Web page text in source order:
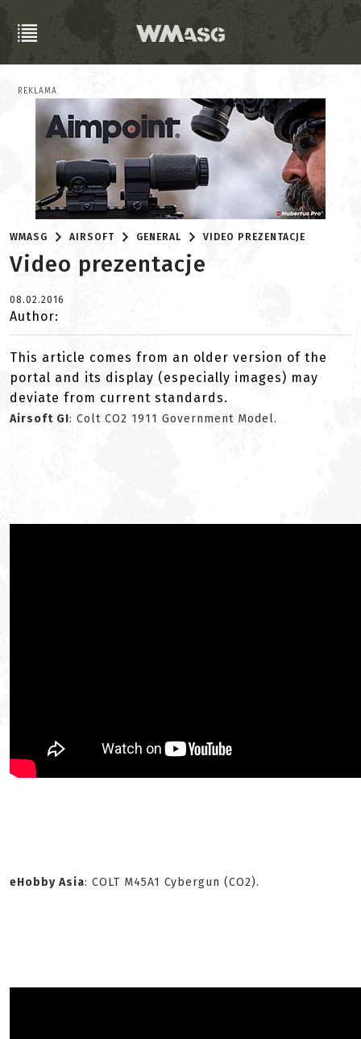
REKLAMA
WMASG AIRSOFT GENERAL VIDEO PREZENTACJE
Video prezentacje
08.02.2016
Author:
This article comes from an older version of the
portal and its display (especially images) may
deviate from current standards.
Airsoft GI: Colt CO2 1911 Government Model.
eHobby Asia: COLT M45A1 Cybergun (CO2).